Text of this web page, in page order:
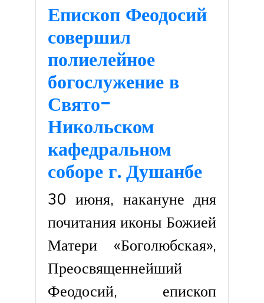
Епископ Феодосий
совершил
полиелейное
богослужение в
Свято-
Никольском
кафедральном
соборе г. Душанбе
30 июня, накануне дня
почитания иконы Божией
Матери «Боголюбская»,
Преосвященнейший
Феодосий, епископ